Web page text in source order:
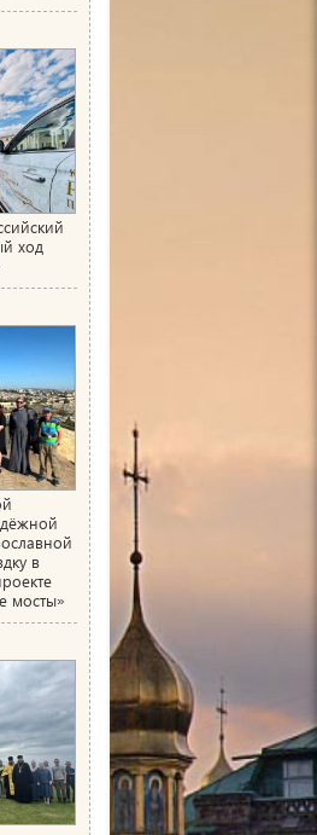
ход
в
мосты»